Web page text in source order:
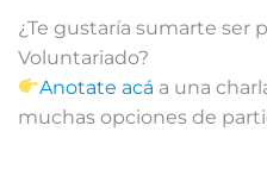
¿Te gustaría sumarte ser
Voluntariado?
Anotate acá a una
muchas opciones de